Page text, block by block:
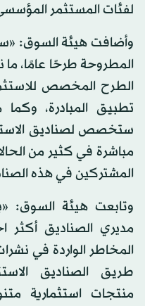
لفئات المستثمر
وأضافت هيئة السوق:
الطرح المخصص
تطبيق المبادرة،
ستخصص لصناديق
مباشرة في كثير من
المشتركين في هذه
وتابعت هيئة السوق:
مديري الصناديق أكثر
المخاطر الواردة في
طريق الصناديق
منتجات استثمارية